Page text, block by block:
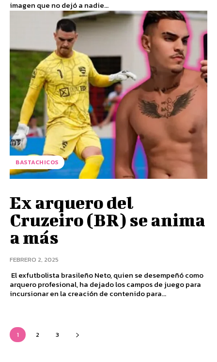
imagen que no dejó a nadie...
BASTACHICOS
Ex arquero del
Cruzeiro (BR) se anima
a más
FEBRERO 2, 2025
El exfutbolista brasileño Neto, quien se desempeñó como
arquero profesional, ha dejado los campos de juego para
incursionar en la creación de contenido para...
1 2 3